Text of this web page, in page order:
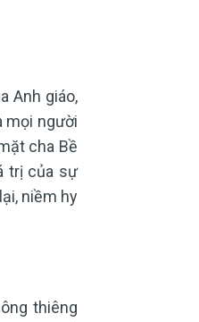
Anh giáo,
mọi người
cha Bề
trị của sự
niềm hy
thiêng